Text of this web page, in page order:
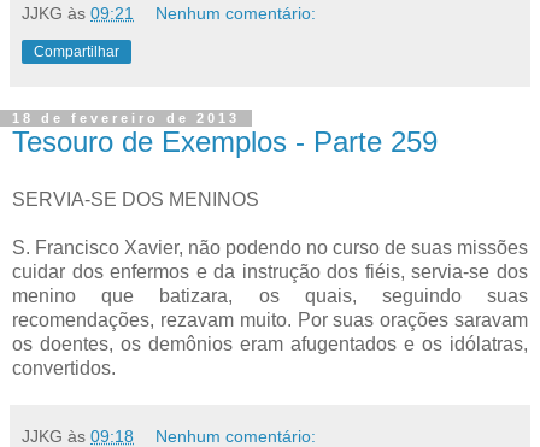
JJKG às 09:21 Nenhum comentário:
Compartilhar
18 de fevereiro de 2013
Tesouro de Exemplos - Parte 259
SERVIA-SE DOS MENINOS
S. Francisco Xavier, não podendo no curso de suas missões
cuidar dos enfermos e da instrução dos fiéis, servia-se dos
menino que batizara, os quais, seguindo suas
recomendações, rezavam muito. Por suas orações saravam
os doentes, os demônios eram afugentados e os idólatras,
convertidos.
JJKG às 09:18 Nenhum comentário: